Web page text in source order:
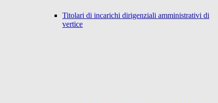
Titolari di incarichi dirigenziali amministrativi di
vertice